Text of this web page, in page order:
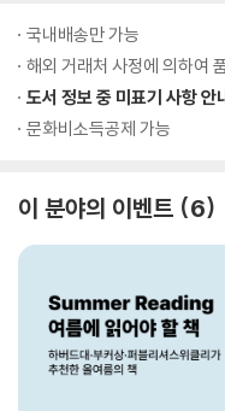
국내배송만 가능
해외 거래처 사정에 의하여
도서 정보 중 미표기 사항 안
문화비소득공제 가능
이 분야의 이벤트 6